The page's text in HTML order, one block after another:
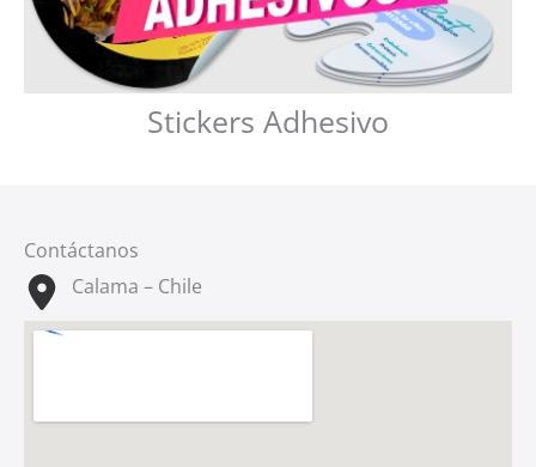
Stickers Adhesivo
Contáctanos
Calama – Chile